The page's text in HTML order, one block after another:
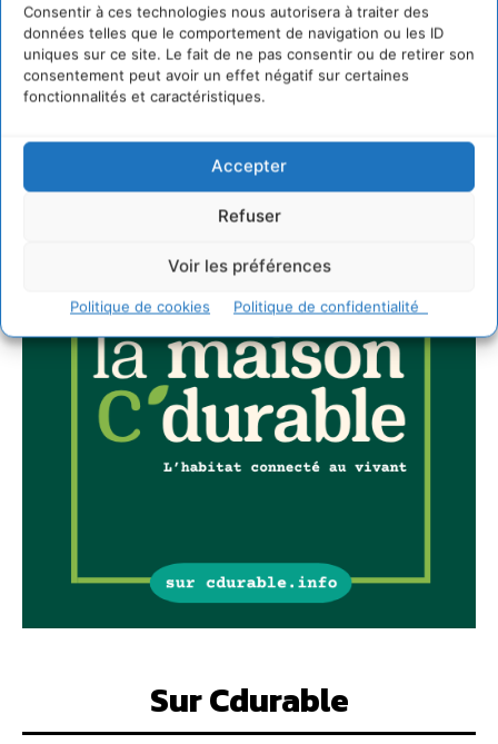
Consentir à ces technologies nous autorisera à traiter des
données telles que le comportement de navigation ou les ID
uniques sur ce site. Le fait de ne pas consentir ou de retirer son
consentement peut avoir un effet négatif sur certaines
fonctionnalités et caractéristiques.
Accepter
Refuser
Voir les préférences
Politique de cookies Politique de confidentialité
JE M'ABONNE
Sur Cdurable